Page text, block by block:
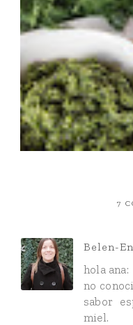
7
Belen-
hola ana:
no
sabor
miel.